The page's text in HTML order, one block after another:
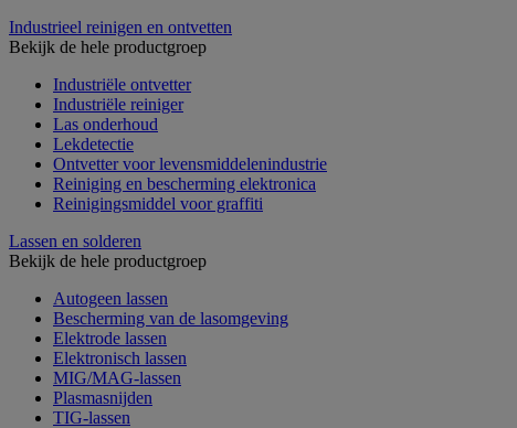
Industrieel reinigen en ontvetten
Bekijk de hele productgroep
Industriële ontvetter
Industriële reiniger
Las onderhoud
Lekdetectie
Ontvetter voor levensmiddelenindustrie
Reiniging en bescherming elektronica
Reinigingsmiddel voor graffiti
Lassen en solderen
Bekijk de hele productgroep
Autogeen lassen
Bescherming van de lasomgeving
Elektrode lassen
Elektronisch lassen
MIG/MAG-lassen
Plasmasnijden
TIG-lassen